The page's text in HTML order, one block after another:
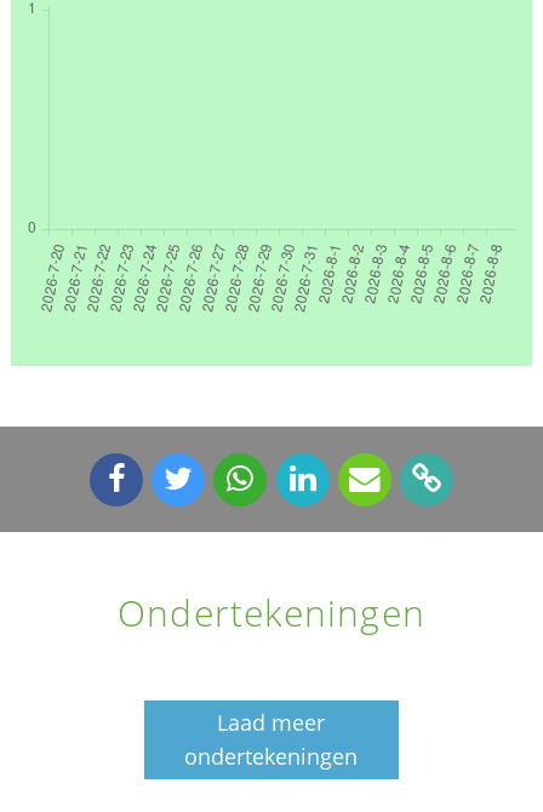
Ondertekeningen
Laad meer
ondertekeningen